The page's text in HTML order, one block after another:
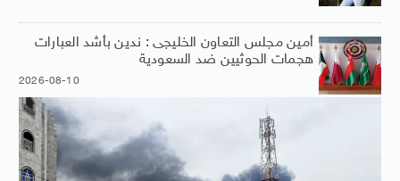
أمين مجلس التعاون الخليجى : ندين بأشد العبارات
هجمات الحوثيين ضد السعودية
2026-08-10